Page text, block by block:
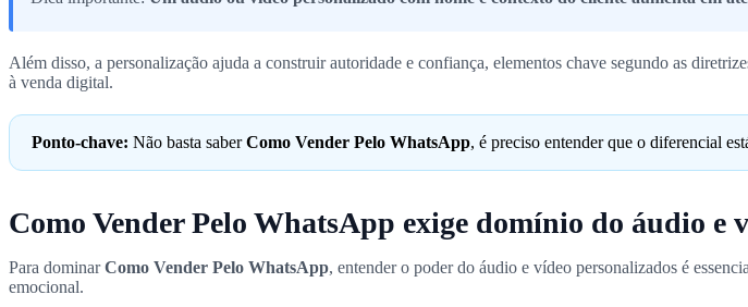
Além disso, a personalização ajuda a construir autoridade e confiança, elementos chave segundo as
à venda digital.
Ponto-chave: Não basta saberComo Vender Pelo WhatsApp, é preciso entender que o diferencial
Como Vender Pelo WhatsApp exige domínio do áudio e
Para dominarComo Vender Pelo WhatsApp, entender o poder do áudio e vídeo personalizados é
emocional.